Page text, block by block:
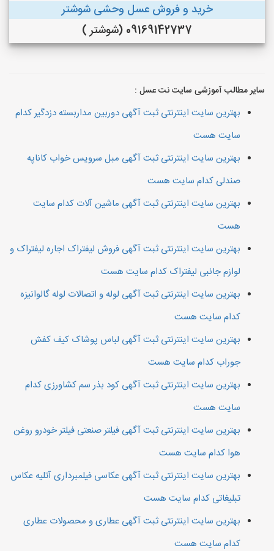
خرید و فروش عسل وحشی شوشتر
09169142737 (شوشتر )
سایر مطالب آموزشی سایت نت عسل :
بهترین سایت اینترنتی ثبت آگهی دوربین مداربسته دزدگیر کدام
سایت هست
بهترین سایت اینترنتی ثبت آگهی مبل سرویس خواب کاناپه
صندلی کدام سایت هست
بهترین سایت اینترنتی ثبت آگهی ماشین آلات کدام سایت
هست
بهترین سایت اینترنتی ثبت آگهی فروش لیفتراک اجاره لیفتراک و
لوازم جانبی لیفتراک کدام سایت هست
بهترین سایت اینترنتی ثبت آگهی لوله و اتصالات لوله گالوانیزه
کدام سایت هست
بهترین سایت اینترنتی ثبت آگهی لباس پوشاک کیف کفش
جوراب کدام سایت هست
بهترین سایت اینترنتی ثبت آگهی کود بذر سم کشاورزی کدام
سایت هست
بهترین سایت اینترنتی ثبت آگهی فیلتر صنعتی فیلتر خودرو روغن
هوا کدام سایت هست
بهترین سایت اینترنتی ثبت آگهی عکاسی فیلمبرداری آتلیه عکاس
تبلیغاتی کدام سایت هست
بهترین سایت اینترنتی ثبت آگهی عطاری و محصولات عطاری
کدام سایت هست